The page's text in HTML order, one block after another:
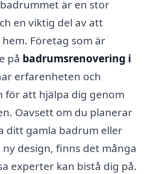
är en stor
en viktig del av att
Företag som är
på badrumsrenovering i
erfarenheten och
för att hjälpa dig genom
Oavsett om du planerar
ditt gamla badrum eller
design, finns det många
experter kan bistå dig på.